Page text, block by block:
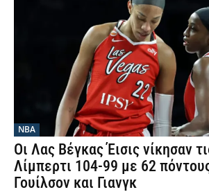
NBA
Οι Λας Βέγκας Έισις νίκησαν
Λίμπερτι 104-99 με 62
Γουίλσον και Γιανγκ